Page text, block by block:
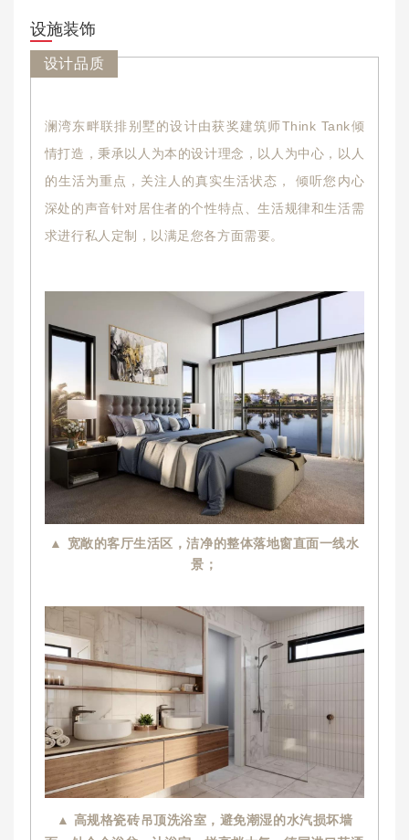
设施装饰
设计品质
澜湾东畔联排别墅的设计由获奖建筑师Think Tank倾
情打造，秉承以人为本的设计理念，以人为中心，以人
的生活为重点，关注人的真实生活状态， 倾听您内心
深处的声音针对居住者的个性特点、生活规律和生活需
求进行私人定制，以满足您各方面需要。
▲ 宽敞的客厅生活区，洁净的整体落地窗直面一线水
景；
▲ 高规格瓷砖吊顶洗浴室，避免潮湿的水汽损坏墙